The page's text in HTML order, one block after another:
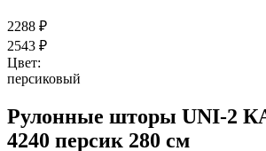
2288 ₽
2543 ₽
Цвет:
персиковый
Рулонные шторы UNI-2
4240 персик 280 см